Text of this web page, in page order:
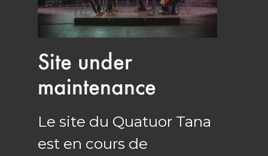
Site under
maintenance
Le site du Quatuor Tana
est en cours de